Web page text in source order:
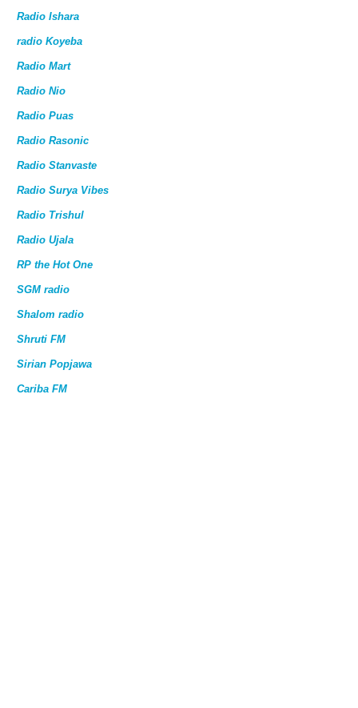
Radio Ishara
radio Koyeba
Radio Mart
Radio Nio
Radio Puas
Radio Rasonic
Radio Stanvaste
Radio Surya Vibes
Radio Trishul
Radio Ujala
RP the Hot One
SGM radio
Shalom radio
Shruti FM
Sirian Popjawa
Cariba FM